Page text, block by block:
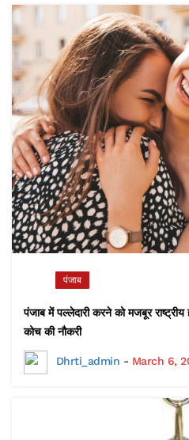
पंजाब
पंजाब में पल्लेदारी करने को मजबूर राष्ट्रीय
कोच की नौकरी
Dhrti_admin - March 6,